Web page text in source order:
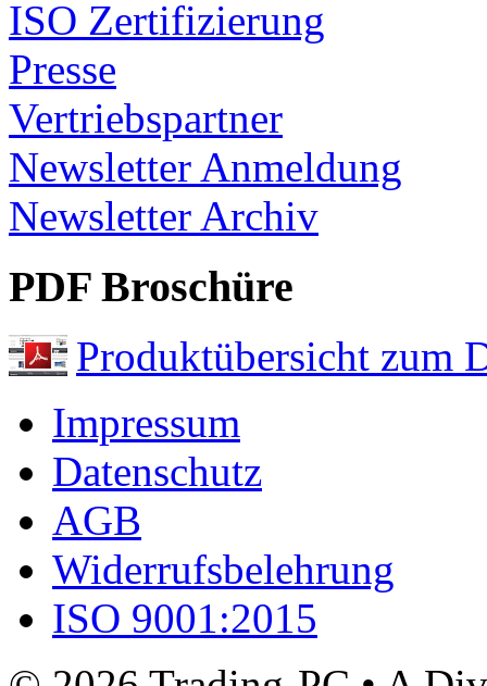
ISO Zertifizierung
Presse
Vertriebspartner
Newsletter Anmeldung
Newsletter Archiv
PDF Broschüre
Produktübersicht zum
Impressum
Datenschutz
AGB
Widerrufsbelehrung
ISO 9001:2015